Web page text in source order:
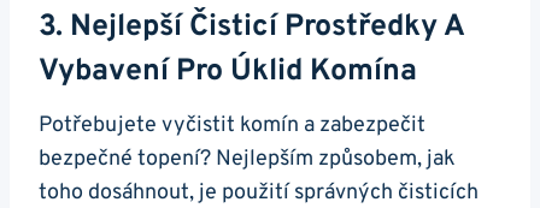
3. Nejlepší Čisticí Prostředky A
Vybavení Pro Úklid Komína
Potřebujete vyčistit komín a zabezpečit
bezpečné topení? Nejlepším způsobem, jak
toho dosáhnout, je použití správných čisticích